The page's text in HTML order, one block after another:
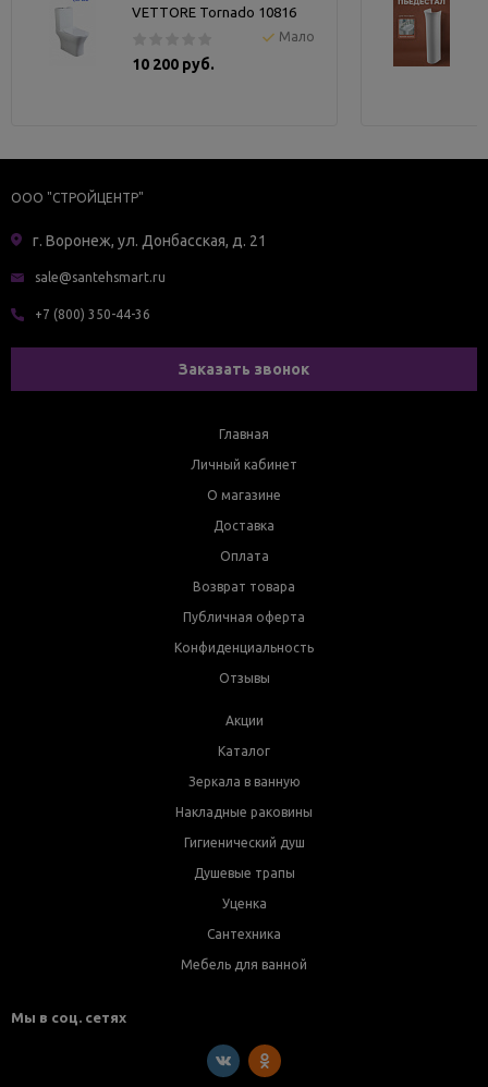
VETTORE Tornado 10816
Мало
10 200 руб.
ООО "СТРОЙЦЕНТР"
г. Воронеж, ул. Донбасская, д. 21
sale@santehsmart.ru
+7 (800) 350-44-36
Заказать звонок
Главная
Личный кабинет
О магазине
Доставка
Оплата
Возврат товара
Публичная оферта
Конфиденциальность
Отзывы
Акции
Каталог
Зеркала в ванную
Накладные раковины
Гигиенический душ
Душевые трапы
Уценка
Сантехника
Мебель для ванной
Мы в соц. сетях